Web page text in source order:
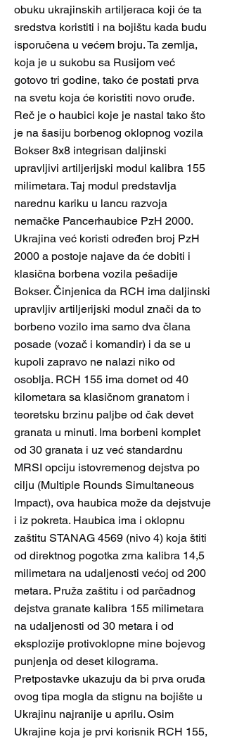
obuku ukrajinskih artiljeraca koji će ta
sredstva koristiti i na bojištu kada budu
isporučena u većem broju. Ta zemlja,
koja je u sukobu sa Rusijom već
gotovo tri godine, tako će postati prva
na svetu koja će koristiti novo oruđe.
Reč je o haubici koje je nastal tako što
je na šasiju borbenog oklopnog vozila
Bokser 8x8 integrisan daljinski
upravljivi artiljerijski modul kalibra 155
milimetara. Taj modul predstavlja
narednu kariku u lancu razvoja
nemačke Pancerhaubice PzH 2000.
Ukrajina već koristi određen broj PzH
2000 a postoje najave da će dobiti i
klasična borbena vozila pešadije
Bokser. Činjenica da RCH ima daljinski
upravljiv artiljerijski modul znači da to
borbeno vozilo ima samo dva člana
posade (vozač i komandir) i da se u
kupoli zapravo ne nalazi niko od
osoblja. RCH 155 ima domet od 40
kilometara sa klasičnom granatom i
teoretsku brzinu paljbe od čak devet
granata u minuti. Ima borbeni komplet
od 30 granata i uz već standardnu
MRSI opciju istovremenog dejstva po
cilju (Multiple Rounds Simultaneous
Impact), ova haubica može da dejstvuje
i iz pokreta. Haubica ima i oklopnu
zaštitu STANAG 4569 (nivo 4) koja štiti
od direktnog pogotka zrna kalibra 14,5
milimetara na udaljenosti većoj od 200
metara. Pruža zaštitu i od parčadnog
dejstva granate kalibra 155 milimetara
na udaljenosti od 30 metara i od
eksplozije protivoklopne mine bojevog
punjenja od deset kilograma.
Pretpostavke ukazuju da bi prva oruđa
ovog tipa mogla da stignu na bojište u
Ukrajinu najranije u aprilu. Osim
Ukrajine koja je prvi korisnik RCH 155,